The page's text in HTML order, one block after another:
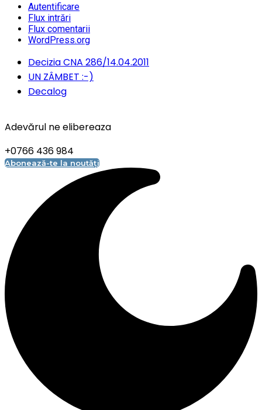
Autentificare
Flux intrări
Flux comentarii
WordPress.org
Decizia CNA 286/14.04.2011
UN ZÂMBET :-)
Decalog
Adevărul ne elibereaza
+0766 436 984
Abonează-te la noutăți